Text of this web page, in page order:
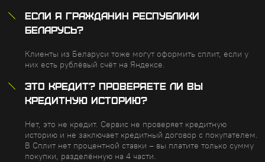
ЕСЛИ Я ГРАЖДАНИН РЕСПУБЛИКИ
БЕЛАРУСЬ?
Клиенты из Беларуси тоже могут оформить сплит, если у
них есть рублёвый счёт на Яндексе.
ЭТО КРЕДИТ? ПРОВЕРЯЕТЕ ЛИ ВЫ
КРЕДИТНУЮ ИСТОРИЮ?
Нет, это не кредит. Сервис не проверяет кредитную
историю и не заключает кредитный договор с покупателем.
В Сплит нет процентной ставки – вы платите только сумму
покупки, разделённую на 4 части.